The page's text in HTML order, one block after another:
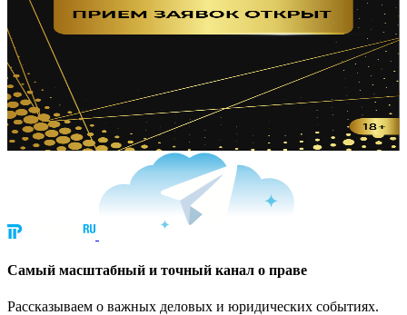
Cамый масштабный и точный канал о праве
Рассказываем о важных деловых и юридических событиях.